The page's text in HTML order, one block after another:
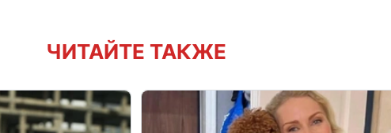
ЧИТАЙТЕ ТАКЖЕ